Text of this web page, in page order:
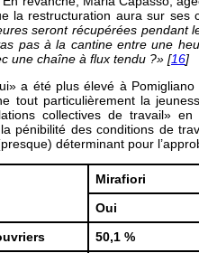
la restructuration aura sur ses
seront récupérées pendant
pas à la cantine entre une
une chaîne à flux tendu ?» [16]
a été plus élevé à
tout particulièrement la
collectives de travail»
pénibilité des conditions de
déterminant pour
Mirafiori
Oui
50,1 %